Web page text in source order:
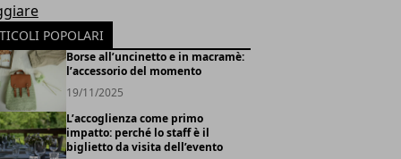
POPOLARI
Borse all’uncinetto e in macramè:
l’accessorio del momento
19/11/2025
L’accoglienza come primo
impatto: perché lo staff è il
biglietto da visita dell’evento